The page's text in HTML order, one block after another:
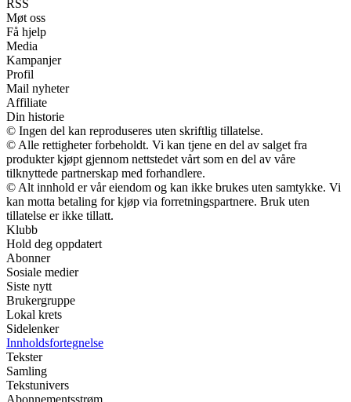
RSS
Møt oss
Få hjelp
Media
Kampanjer
Profil
Mail nyheter
Affiliate
Din historie
© Ingen del kan reproduseres uten skriftlig tillatelse.
© Alle rettigheter forbeholdt. Vi kan tjene en del av salget fra
produkter kjøpt gjennom nettstedet vårt som en del av våre
tilknyttede partnerskap med forhandlere.
© Alt innhold er vår eiendom og kan ikke brukes uten samtykke. Vi
kan motta betaling for kjøp via forretningspartnere. Bruk uten
tillatelse er ikke tillatt.
Klubb
Hold deg oppdatert
Abonner
Sosiale medier
Siste nytt
Brukergruppe
Lokal krets
Sidelenker
Innholdsfortegnelse
Tekster
Samling
Tekstunivers